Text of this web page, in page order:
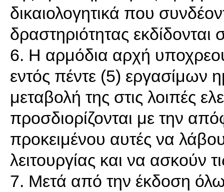
δικαιολογητικά που
δραστηριότητας
6. Η αρμόδια αρχή
εντός πέντε (5) εργασίμων
μεταβολή της στις λοιπές
προσδιορίζονται με την
προκειμένου αυτές να
λειτουργίας και να ασκούν
7. Μετά από την έκδοση